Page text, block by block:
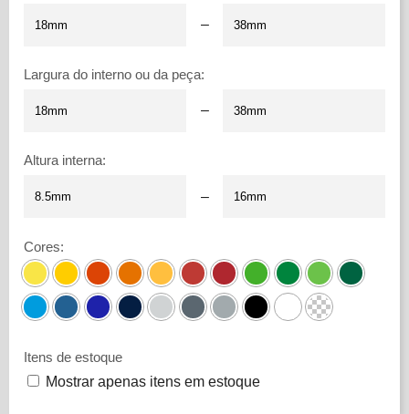
–
Largura do interno ou da peça:
–
Altura interna:
–
Cores:
Itens de estoque
Mostrar apenas itens em estoque